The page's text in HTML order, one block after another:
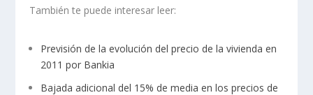
También te puede interesar leer:
Previsión de la evolución del precio de la vivienda en
2011 por Bankia
Bajada adicional del 15% de media en los precios de